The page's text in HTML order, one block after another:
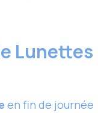
Lunettes
en fin de journée